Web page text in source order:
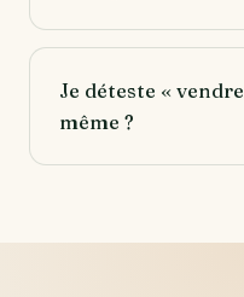
Je déteste «
même ?